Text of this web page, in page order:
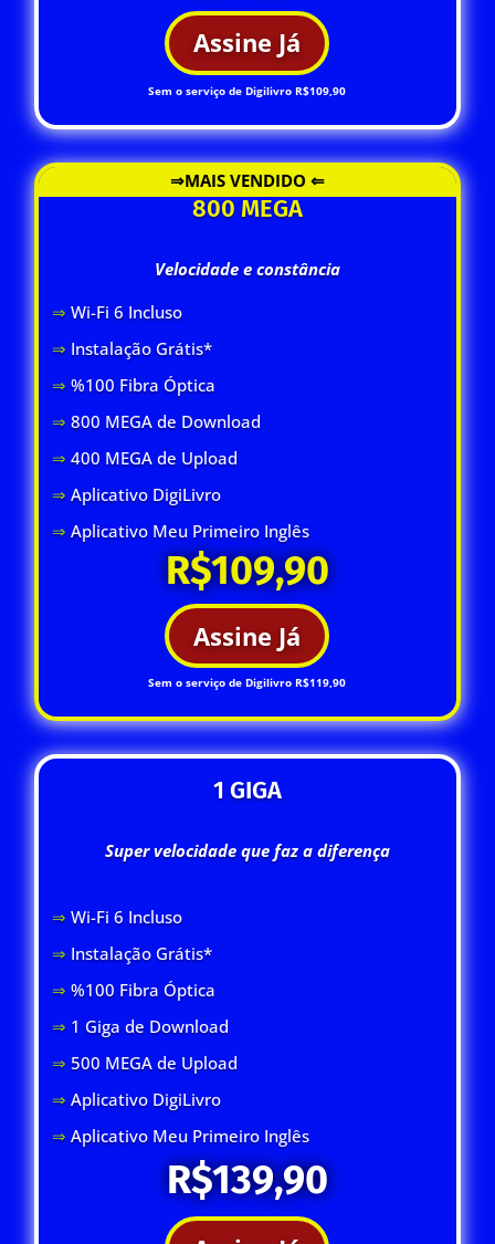
Assine Já
Sem o serviço de Digilivro R$109,90
⇒MAIS VENDIDO ⇐
800 MEGA
Velocidade e constância
⇒ Wi-Fi 6 Incluso
⇒ Instalação Grátis*
⇒ %100 Fibra Óptica
⇒ 800 MEGA de Download
⇒400 MEGA de Upload
⇒Aplicativo DigiLivro
⇒Aplicativo Meu Primeiro Inglês
R$109,90
Assine Já
Sem o serviço de Digilivro R$119,90
1 GIGA
Super velocidade que faz a diferença
⇒ Wi-Fi 6 Incluso
⇒ Instalação Grátis*
⇒ %100 Fibra Óptica
⇒ 1 Giga de Download
⇒ 500 MEGA de Upload
⇒Aplicativo DigiLivro
⇒Aplicativo Meu Primeiro Inglês
R$139,90